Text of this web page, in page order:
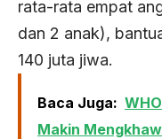
rata-rata empat
dan 2 anak),
140 juta jiwa.
Baca Juga:
Makin